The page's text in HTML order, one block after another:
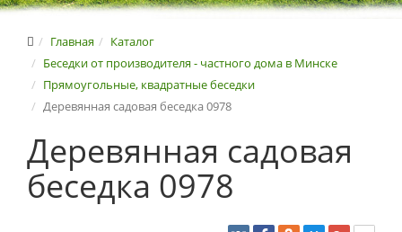
Главная
Каталог
Беседки от производителя - частного дома в Минске
Прямоугольные, квадратные беседки
Деревянная садовая беседка 0978
Деревянная садовая
беседка 0978